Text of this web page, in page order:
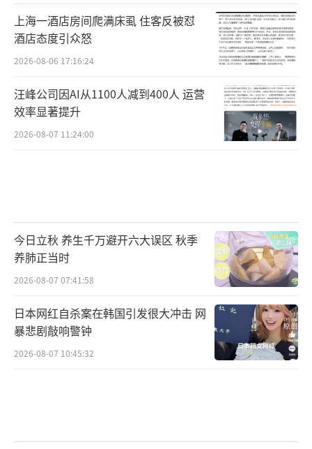
上海一酒店房间爬满床虱 住客反被怼
酒店态度引众怒
2026-08-06 17:16:24
汪峰公司因AI从1100人减到400人 运营
效率显著提升
2026-08-07 11:24:00
今日立秋 养生千万避开六大误区 秋季
养肺正当时
2026-08-07 07:41:58
日本网红自杀案在韩国引发很大冲击 网
暴悲剧敲响警钟
2026-08-07 10:45:32